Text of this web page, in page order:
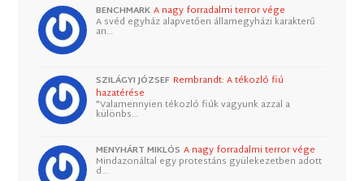
BENCHMARK A nagy forradalmi terror vége
A svéd egyház alapvetően államegyházi karakterű
an…
SZILÁGYI JÓZSEF Rembrandt: A tékozló fiú
hazatérése
"Valamennyien tékozló fiúk vagyunk azzal a
különbs…
MENYHÁRT MIKLÓS A nagy forradalmi terror vége
Mindazonáltal egy protestáns gyülekezetben adott
d…